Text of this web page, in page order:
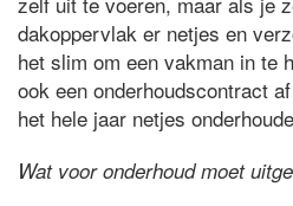
dakoppervlak er netjes en
het slim om een vakman in te
ook een onderhoudscontract
het hele jaar netjes
Wat voor onderhoud moet